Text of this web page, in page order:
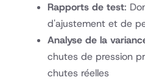
Rapports de test:
d'ajustement et de
Analyse de la
chutes de pression
chutes réelles